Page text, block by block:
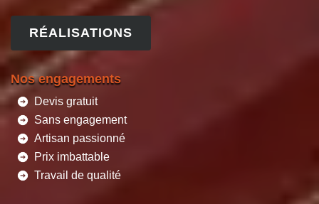
RÉALISATIONS
Nos engagements
Devis gratuit
Sans engagement
Artisan passionné
Prix imbattable
Travail de qualité